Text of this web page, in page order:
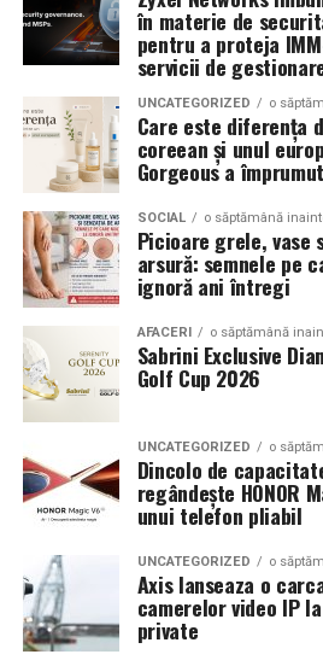
Sabrini — Diamante naturale.
(Advertorial)
al zilei.
Tropic Thunder– vacanța într-
Pentru cei care preferă
senzuale, Tropic Thunder
diferită.
Smochina coaptă, laptele de
construiesc o compoziție
soare și de energia destinațiilor
parfum care îmbină
notelor cremoase și lemnoase,
de vară.
Parfumuri create fără limite
AtâtLa La Lime, cât șiTropic
Scents
, prima colecție Oriflame
de nișă.
Colecția a fost dezvoltată în
în materie de
pentru a proteja
servicii de
UNCATEGORIZED o
Care este diferența
coreean și unul
Gorgeous a
SOCIAL o săptămână
Picioare grele, vase
arsură: semnele pe
ignoră ani întregi
AFACERI o săptămână
Sabrini Exclusive
Golf Cup 2026
UNCATEGORIZED o
Dincolo de
regândește HONOR
unui telefon pliabil
UNCATEGORIZED o
Axis lanseaza o
camerelor video IP
private